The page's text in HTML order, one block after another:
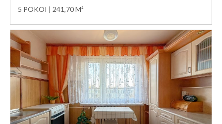
5 POKOI 241,70 M²